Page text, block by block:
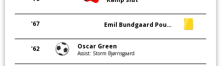
'67 Emil Bundgaard Poulsen
'62 Oscar Green
Assist: Storm Bjørnsgaard